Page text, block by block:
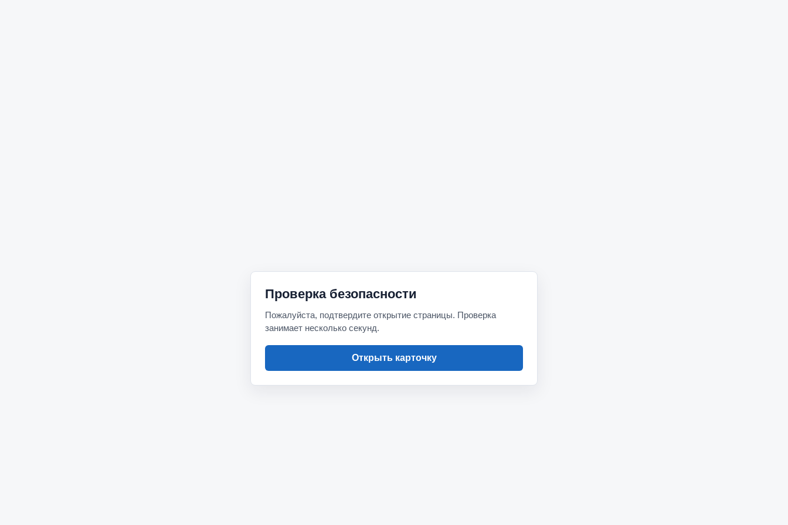
Проверка безопасности
Пожалуйста, подтвердите открытие страницы. Проверка
занимает несколько секунд.
Открыть карточку